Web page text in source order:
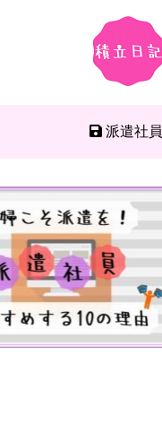
派遣社員